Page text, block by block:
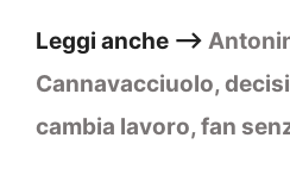
Leggi anche –>
Cannavacciuolo,
cambia lavoro, fan